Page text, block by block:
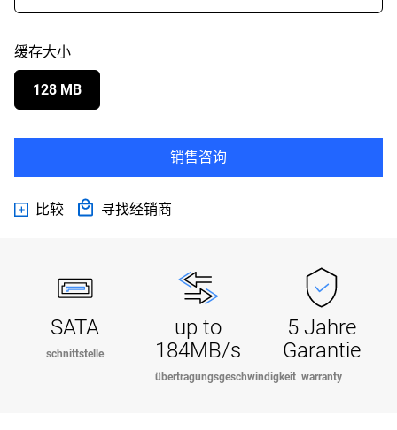
缓存大小
128 MB
销售咨询
比较 寻找经销商
SATA
schnittstelle
up to
184MB/s
übertragungsgeschwindigkeit
5 Jahre
Garantie
warranty